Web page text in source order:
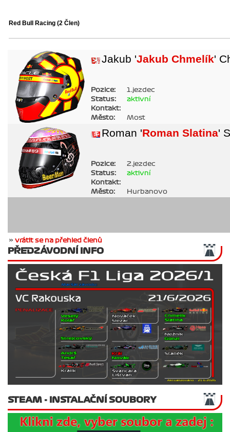
Red Bull Racing (2 Člen)
Jakub 'Jakub Chmelík'
Pozice:
1.jezdec
Status:
aktivní
Kontakt:
Město:
Most
Roman 'Roman Slatina'
Pozice:
2.jezdec
Status:
aktivní
Kontakt:
Město:
Hurbanovo
» vrátit se na přehled členů
PŘEDZÁVODNÍ INFO
STEAM - INSTALAČNÍ SOUBORY